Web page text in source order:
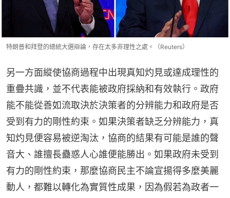
特朗普和拜登的總統大選辯論，存在太多非理性之處。（Reuters）
另一方面縱使協商過程中出現真知灼見或達成理性的
重疊共識，並不代表能被政府採納和有效執行。政府
能不能從善如流取決於決策者的分辨能力和政府是否
受到有力的剛性約束。如果決策者缺乏分辨能力，真
知灼見便容易被逆淘汰，協商的結果有可能是誰的聲
音大、誰擅長蠱惑人心誰便能勝出。如果政府未受到
有力的剛性約束，那麼協商民主不論宣揚得多麼美麗
動人，都難以轉化為實質性成果，因為假若為政者一